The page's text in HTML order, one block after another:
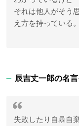
それは他人がそう
え方を持っている。
辰吉丈一郎の名
失敗したり自暴自